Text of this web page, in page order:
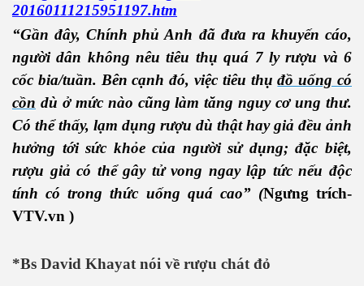
20160111215951197.htm
“Gần đây, Chính phủ Anh đã đưa ra khuyến cáo,
người dân không nêu tiêu thụ quá 7 ly rượu và 6
cốc bia/tuần. Bên cạnh đó, việc tiêu thụđồ uống có
cồn dù ở mức nào cũng làm tăng nguy cơ ung thư.
Có thể thấy, lạm dụng rượu dù thật hay giả đều ảnh
hưởng tới sức khỏe của người sử dụng; đặc biệt,
rượu giả có thể gây tử vong ngay lập tức nếu độc
tính có trong thức uống quá cao” (Ngưng trích-
VTV.vn )
*Bs David Khayat nói về rượu chát đỏ